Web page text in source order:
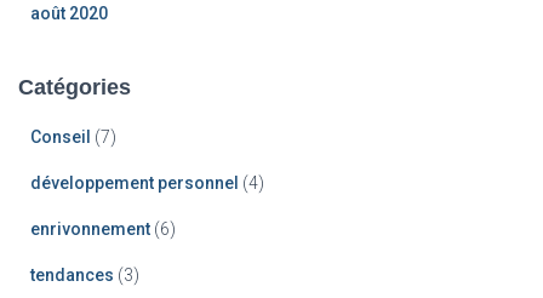
août 2020
Catégories
Conseil (7)
développement personnel (4)
enrivonnement (6)
tendances (3)